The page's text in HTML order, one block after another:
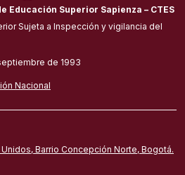
Educación Superior Sapienza – CTES
Sujeta a Inspección y vigilancia del
de 1993
Nacional
Barrio Concepción Norte, Bogotá.